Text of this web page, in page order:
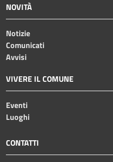
NOVITÀ
Notizie
Comunicati
Avvisi
VIVERE IL COMUNE
Eventi
Luoghi
CONTATTI